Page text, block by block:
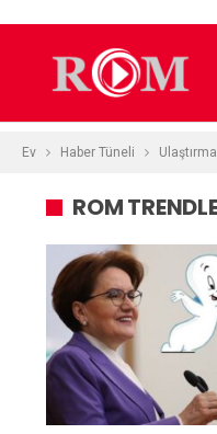
Ev Haber Tüneli
ROM